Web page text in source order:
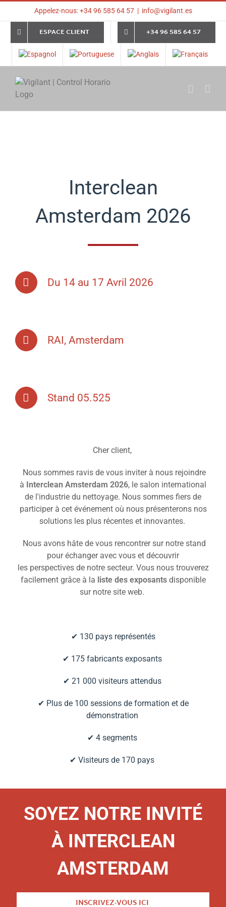
content
Appelez-nous: +34 96 585 64 57 | info@vigilant.es
ESPACE CLIENT +34 96 585 64 57
Interclean
Amsterdam 2026
Du 14 au 17 Avril 2026
RAI, Amsterdam
Stand 05.525
Cher client,
Nous sommes ravis de vous inviter à nous rejoindre
à Interclean Amsterdam 2026, le salon international
de l'industrie du nettoyage. Nous sommes fiers de
participer à cet événement où nous présenterons nos
solutions les plus récentes et innovantes.
Nous avons hâte de vous rencontrer sur notre stand
pour échanger avec vous et découvrir
les perspectives de notre secteur. Vous nous trouverez
facilement grâce à la liste des exposantsdisponible
sur notre site web.
✔ 130 pays représentés
✔ 175 fabricants exposants
✔ 21 000 visiteurs attendus
✔ Plus de 100 sessions de formation et de
démonstration
✔ 4 segments
✔ Visiteurs de 170 pays
SOYEZ NOTRE INVITÉ
À INTERCLEAN
AMSTERDAM
INSCRIVEZ-VOUS ICI